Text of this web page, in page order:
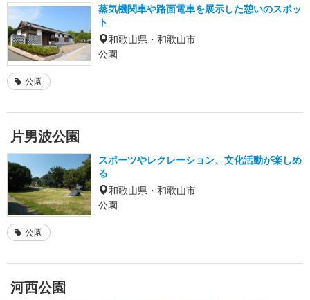
蒸気機関車や路面電車を展示した憩いのスポッ
ト
和歌山県・和歌山市
公園
公園
片男波公園
スポーツやレクレーション、文化活動が楽しめ
る
和歌山県・和歌山市
公園
公園
河西公園